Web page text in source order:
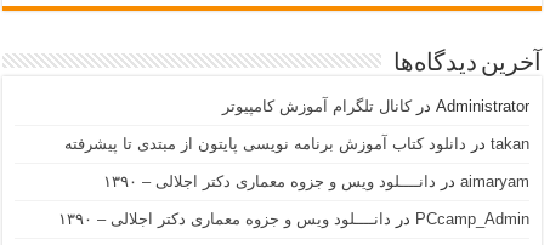
آخرین دیدگاه‌ها
Administrator درکانال تلگرام آموزش کامپیوتر
takan در دانلود کتاب آموزش برنامه نویسی پایتون از مبتدی تا پیشرفته
aimaryam در دانــــلود ویس و جزوه معماری دکتر اجلالی – ۱۳۹۰
PCcamp_Admin در دانــــلود ویس و جزوه معماری دکتر اجلالی – ۱۳۹۰